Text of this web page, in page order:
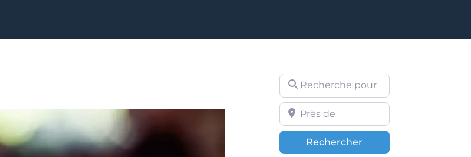
Recherche pour
Près de
Rechercher